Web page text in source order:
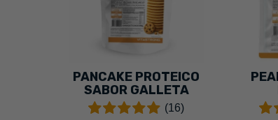
PANCAKE PROTEICO
SABOR GALLETA
(16)